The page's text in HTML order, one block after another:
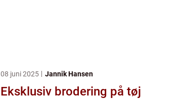
08 juni 2025 Jannik Hansen
Eksklusiv brodering på tøj